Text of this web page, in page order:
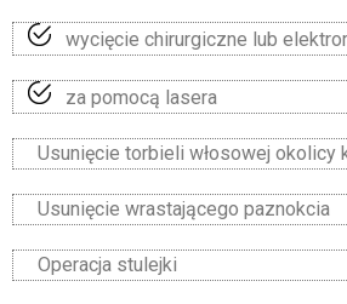
wycięcie chirurgiczne lub
za pomocą lasera
Usunięcie torbieli włosowej okolicy
Usunięcie wrastającego paznokcia
Operacja stulejki